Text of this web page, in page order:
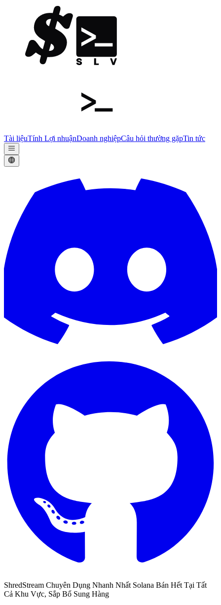
Tài liệuTính Lợi nhuậnDoanh nghiệpCâu hỏi thường gặpTin tức
ShredStream Chuyên Dụng Nhanh Nhất Solana Bán Hết Tại Tất
Cả Khu Vực, Sắp Bổ Sung Hàng